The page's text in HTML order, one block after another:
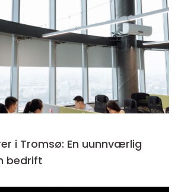
i Tromsø: En uunnværlig
bedrift